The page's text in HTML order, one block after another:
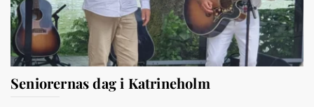
Seniorernas dag i Katrineholm